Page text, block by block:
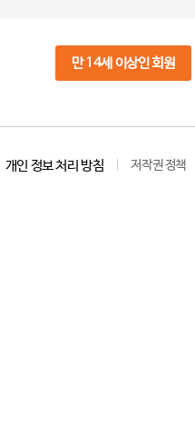
만 14세 이상인 회원
개인 정보 처리 방침 저작권 정책